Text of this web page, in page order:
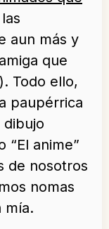
aun más y
que
Todo ello,
paupérrica
dibujo
“El anime”
de nosotros
nomas
mía.